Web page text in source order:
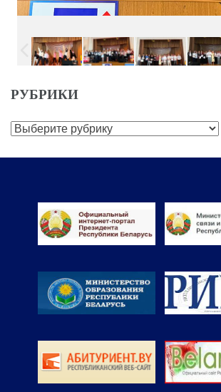
РУБРИКИ
Рубрики